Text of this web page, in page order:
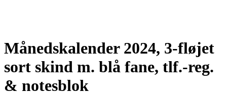
Månedskalender 2024, 3-fløjet
sort skind m. blå fane, tlf.-reg.
& notesblok